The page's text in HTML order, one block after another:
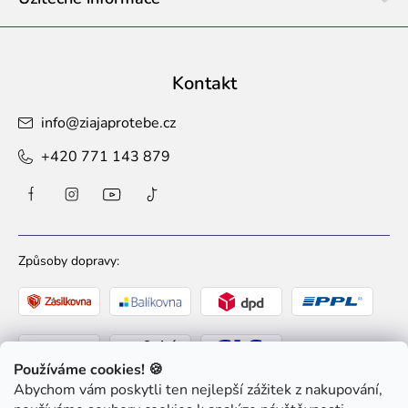
Používáme cookies! 🍪
Abychom vám poskytli ten nejlepší zážitek z nakupování,
Kontakt
info@ziajaprotebe.cz
+420 771 143 879
Způsoby dopravy: